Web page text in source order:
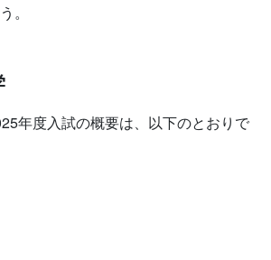
。
年度入試の概要は、以下のとおりで